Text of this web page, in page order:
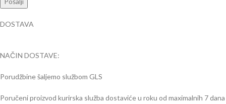
DOSTAVA
NAČIN DOSTAVE:
Porudžbine šaljemo službom GLS
Poručeni proizvod kurirska služba dostaviće u roku od maximalnih 7 dana